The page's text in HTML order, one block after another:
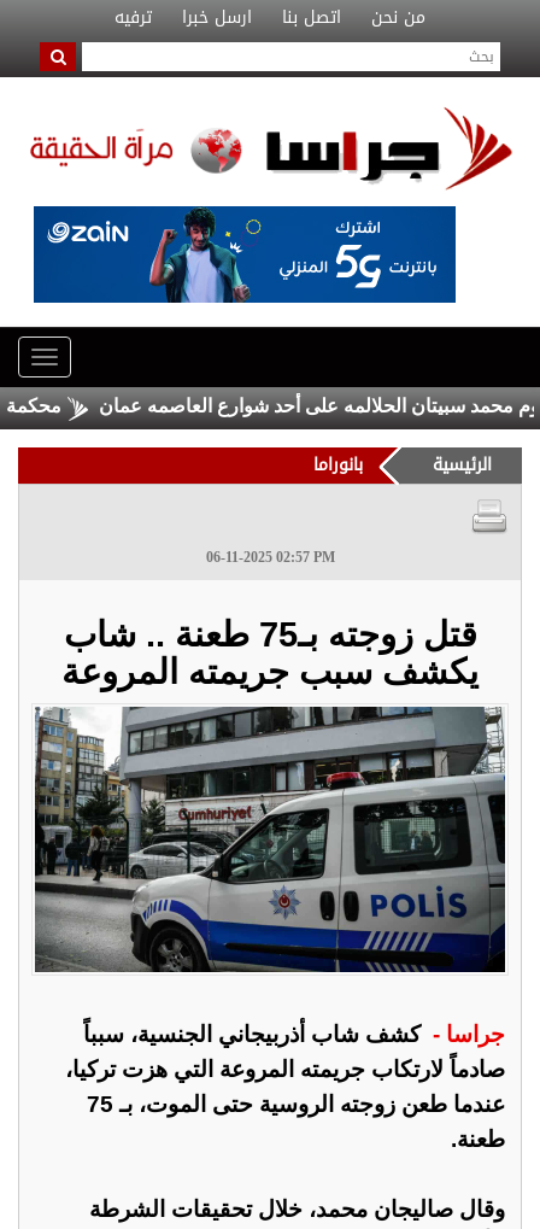
من نحن اتصل بنا ارسل خبرا ترفيه
سبيتان الحلالمه على أحد شوارع العاصمه عمان محكمة
الرئيسية بانوراما
06-11-2025 02:57 PM
قتل زوجته بـ75 طعنة .. شاب
يكشف سبب جريمته المروعة‎
جراسا - كشف شاب أذربيجاني الجنسية، سبباً
صادماً لارتكاب جريمته المروعة التي هزت تركيا،
عندما طعن زوجته الروسية حتى الموت، بـ 75
طعنة.
وقال صاليجان محمد، خلال تحقيقات الشرطة